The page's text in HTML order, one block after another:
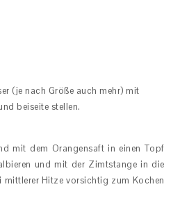
(je nach Größe auch mehr) mit
beiseite stellen.
mit dem Orangensaft in einen Topf
und mit der Zimtstange in die
mittlerer Hitze vorsichtig zum Kochen